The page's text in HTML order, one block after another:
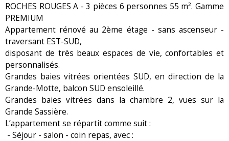
ROCHES ROUGES A - 3 pièces 6 personnes 55 m². Gamme
PREMIUM
Appartement rénové au 2ème étage - sans ascenseur -
traversant EST-SUD,
disposant de très beaux espaces de vie, confortables et
personnalisés.
Grandes baies vitrées orientées SUD, en direction de la
Grande-Motte, balcon SUD ensoleillé.
Grandes baies vitrées dans la chambre 2, vues sur la
Grande Sassière.
L’appartement se répartit comme suit :
- Séjour - salon - coin repas, avec :